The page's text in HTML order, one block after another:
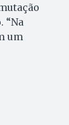
“Na
um